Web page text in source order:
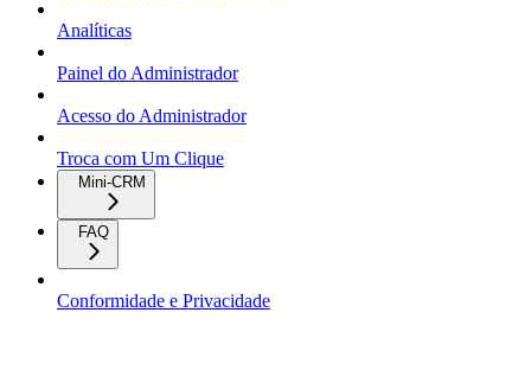
Analíticas
Painel do Administrador
Acesso do Administrador
Troca com Um Clique
Mini-CRM
FAQ
Conformidade e Privacidade